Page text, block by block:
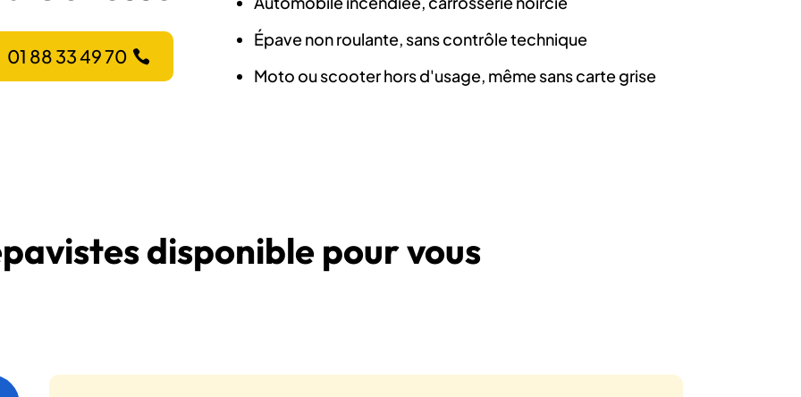
01 88 33 49 70
Épave non roulante, sans contrôle technique
Moto ou scooter hors d'usage, même sans carte grise
disponible pour vous